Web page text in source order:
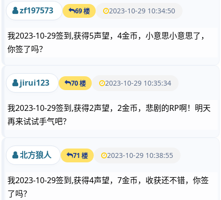
zf197573 69 楼 2023-10-29 10:34:50
我2023-10-29签到,获得5声望，4金币，小意思小意思了，
你签了吗？
jirui123 70 楼 2023-10-29 10:35:34
我2023-10-29签到,获得2声望，2金币，悲剧的RP啊！明天
再来试试手气吧？
北方狼人 71 楼 2023-10-29 10:38:55
我2023-10-29签到,获得4声望，7金币，收获还不错，你签
了吗？